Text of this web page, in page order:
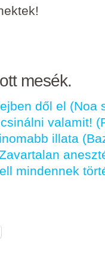
mesék.
dől el (Noa
valamit!
illata
mindennek